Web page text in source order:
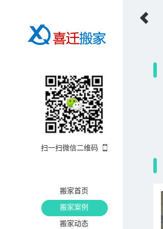
扫一扫微信二维码
搬家首页
搬家案例
搬家动态